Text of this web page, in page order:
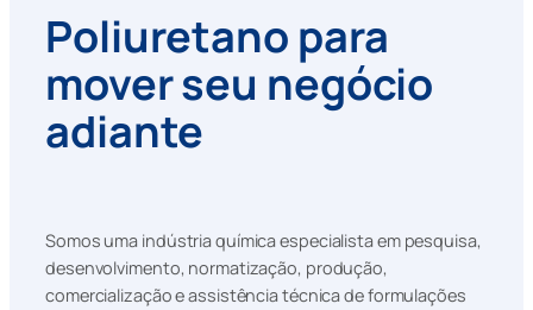
Poliuretano para
mover seu negócio
adiante
Somos uma indústria química especialista em pesquisa,
desenvolvimento, normatização, produção,
comercialização e assistência técnica de formulações